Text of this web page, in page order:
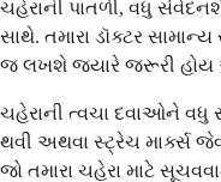
ચહેરાની પાતળી, વધુ
સાથે. તમારા ડૉક્ટર
જ લખશે જ્યારે જરૂરી હોય
ચહેરાની ત્વચા દવાઓને વધુ
થવી અથવા સ્ટ્રેચ માર્ક્સ
જો તમારા ચહેરા માટે